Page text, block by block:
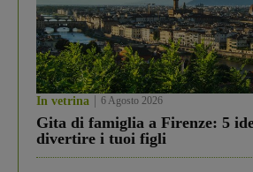
In vetrina 6 Agosto 2026
Gita di famiglia a Firenze: 5
divertire i tuoi figli